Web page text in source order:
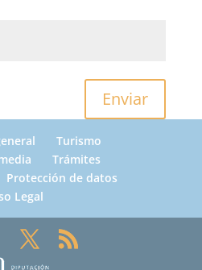
Enviar
Turismo
Trámites
Protección de datos
Legal